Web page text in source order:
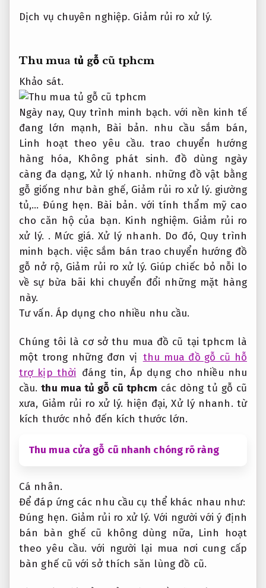
Dịch vụ chuyên nghiệp. Giảm rủi ro xử lý.
Thu mua tủ gỗ cũ tphcm
Khảo sát.
Ngày nay, Quy trình minh bạch. với nền kinh tế
đang lớn mạnh, Bài bản. nhu cầu sắm bán,
Linh hoạt theo yêu cầu. trao chuyển hướng
hàng hóa, Không phát sinh. đồ dùng ngày
càng đa dạng, Xử lý nhanh. những đồ vật bằng
gỗ giống như bàn ghế, Giảm rủi ro xử lý. giường
tủ,…Đúng hẹn. Bài bản. với tính thẩm mỹ cao
cho căn hộ của bạn. Kinh nghiệm. Giảm rủi ro
xử lý. .Mức giá. Xử lý nhanh. Do đó, Quy trình
minh bạch. việc sắm bán trao chuyển hướng đồ
gỗ nở rộ, Giảm rủi ro xử lý. Giúp chiếc bỏ nỗi lo
về sự bừa bãi khi chuyển đổi những mặt hàng
này.
Tư vấn. Áp dụng cho nhiều nhu cầu.
Chúng tôi là cơ sở thu mua đồ cũ tại tphcm là
một trong những đơn vị thu mua đồ gỗ cũ hỗ
trợ kịp thời đáng tin,Áp dụng cho nhiều nhu
cầu. thu mua tủ gỗ cũ tphcm các dòng tủ gỗ cũ
xưa, Giảm rủi ro xử lý. hiện đại,Xử lý nhanh. từ
kích thước nhỏ đến kích thước lớn.
Thu mua cửa gỗ cũ nhanh chóng rõ ràng
Cá nhân.
Để đáp ứng các nhu cầu cụ thể khác nhau như:
Đúng hẹn. Giảm rủi ro xử lý. Với người với ý định
bán bàn ghế cũ không dùng nữa, Linh hoạt
theo yêu cầu. với người lại mua nơi cung cấp
bàn ghế cũ với sở thích săn lùng đồ cũ.